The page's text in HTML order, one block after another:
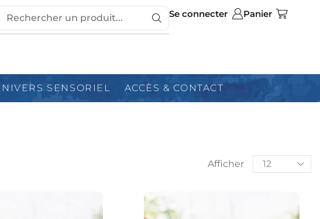
Se connecter Panier
SENSORIEL ACCÈS & CONTACT
Afficher